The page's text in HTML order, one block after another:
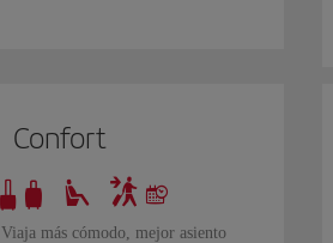
Confort
Viaja más cómodo, mejor asiento